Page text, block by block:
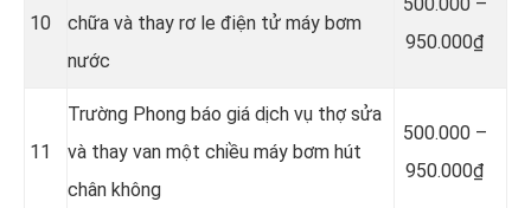
10
chữa và thay rơ le điện tử máy bơm
nước
950.000₫
11
Trường Phong báo giá dịch vụ thợ sửa
và thay van một chiều máy bơm hút
chân không
500.000 –
950.000₫